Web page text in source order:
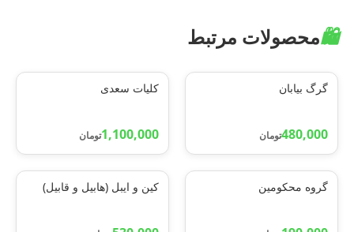
🛍️محصولات مرتبط
گرگ بیابان
480,000تومان
کلیات سعدی
1,100,000تومان
گروه محکومین کین و ایبل (هابیل و قابیل)